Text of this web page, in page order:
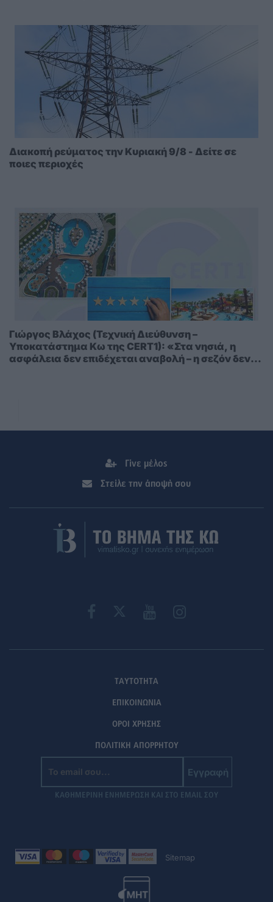
Διακοπή ρεύματος την Κυριακή 9/8 - Δείτε σε
ποιες περιοχές
Γιώργος Βλάχος (Τεχνική Διεύθυνση –
Υποκατάστημα Κω της CERT1): «Στα νησιά, η
ασφάλεια δεν επιδέχεται αναβολή – η σεζόν δεν
Γίνε μέλος
Στείλε την άποψή σου
ΤΑΥΤΟΤΗΤΑ
ΕΠΙΚΟΙΝΩΝΙΑ
ΟΡΟΙ ΧΡΗΣΗΣ
ΠΟΛΙΤΙΚΗ ΑΠΟΡΡΗΤΟΥ
Εγγραφή
ΚΑΘΗΜΕΡΙΝΗ ΕΝΗΜΕΡΩΣΗ ΚΑΙ ΣΤΟ EMAIL ΣΟΥ
Sitemap